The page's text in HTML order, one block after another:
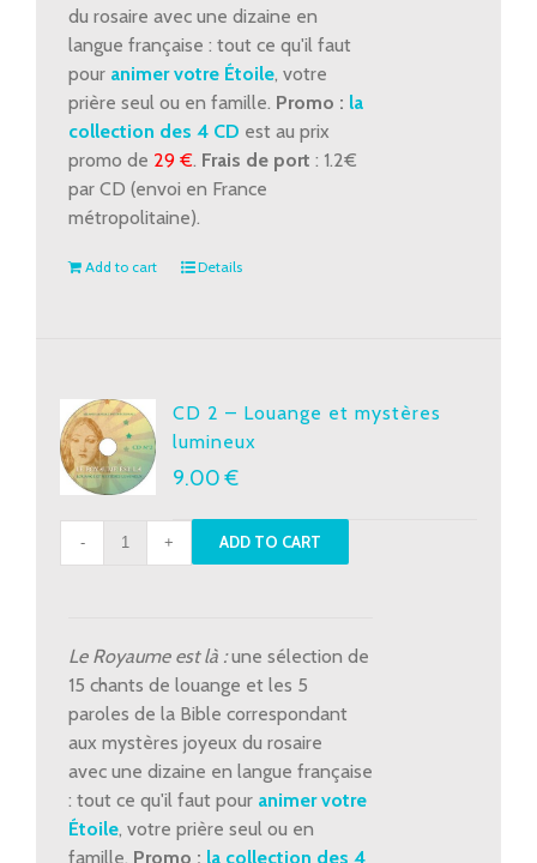
du rosaire avec une dizaine en
langue française : tout ce qu'il faut
pour animer votre Étoile, votre
prière seul ou en famille. Promo : la
collection des 4 CD est au prix
promo de 29 €. Frais de port : 1.2€
par CD (envoi en France
métropolitaine).
Add to cart Details
CD 2 – Louange et mystères
lumineux
9.00€
CD
et
mystères
lumineux
quantity
ADD TO CART
Le Royaume est là :une sélection de
15 chants de louange et les 5
paroles de la Bible correspondant
aux mystères joyeux du rosaire
avec une dizaine en langue française
: tout ce qu'il faut pour animer votre
Étoile, votre prière seul ou en
famille. Promo : la collection des 4